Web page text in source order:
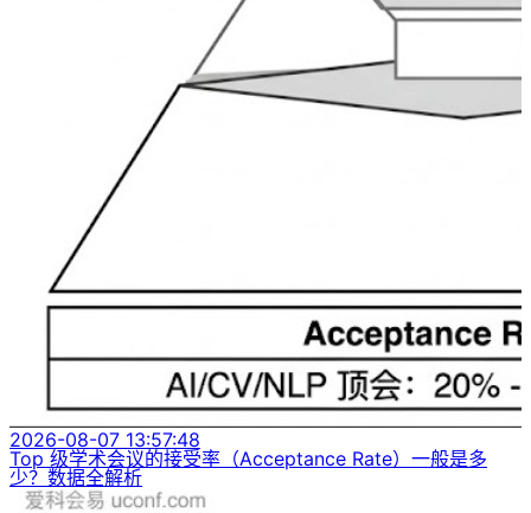
2026-08-07 13:57:48
Top 级学术会议的接受率（Acceptance Rate）一般是多
少？数据全解析